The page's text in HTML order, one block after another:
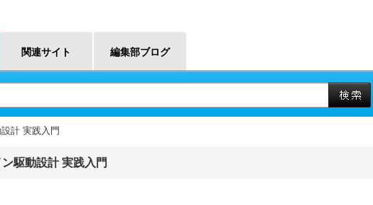
関連サイト 編集部ブログ
計 実践入門
駆動設計 実践入門